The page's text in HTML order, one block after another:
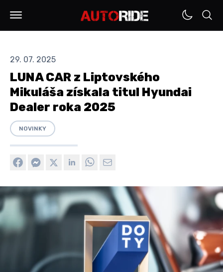
29. 07. 2025
LUNA CAR z Liptovského
Mikuláša získala titul Hyundai
Dealer roka 2025
NOVINKY